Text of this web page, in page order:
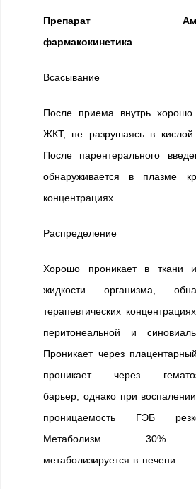
Препарат
фармакокинетика
Всасывание
После приема внутрь хорошо
ЖКТ, не разрушаясь в кислой
После парентерального
обнаруживается в плазме
концентрациях.
Распределение
Хорошо проникает в ткани и
жидкости организма,
терапевтических
перитонеальной и
Проникает через
проникает через
барьер, однако при
проницаемость ГЭБ
Метаболизм 30%
метаболизируется в печени.